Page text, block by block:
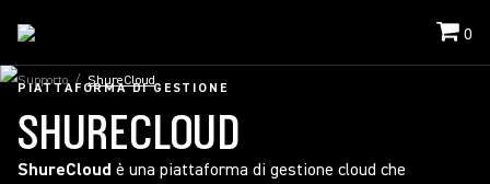
0
Supporto / ShureCloud
PIATTAFORMA DI GESTIONE
SHURECLOUD
ShureCloud è una piattaforma di gestione cloud che